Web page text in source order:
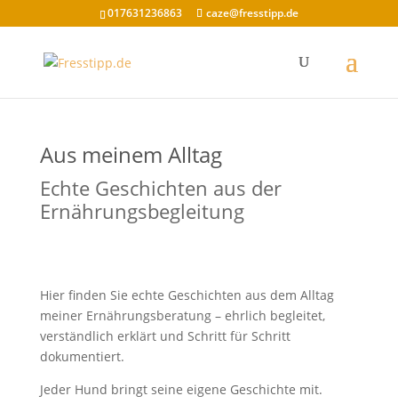
017631236863 caze@fresstipp.de
Aus meinem Alltag
Echte Geschichten aus der
Ernährungsbegleitung
Hier finden Sie echte Geschichten aus dem Alltag
meiner Ernährungsberatung – ehrlich begleitet,
verständlich erklärt und Schritt für Schritt
dokumentiert.
Jeder Hund bringt seine eigene Geschichte mit.